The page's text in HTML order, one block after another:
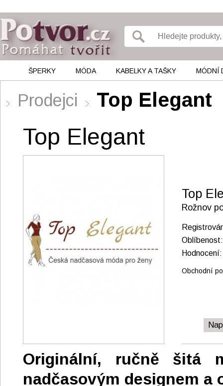
ŠPERKY MÓDA KABELKY A TAŠKY MÓDNÍ
Prodejci Top Elegant
Top Elegant
Top
Rožnov
Obchodní
Originální, ručně šitá
nadčasovým designem a